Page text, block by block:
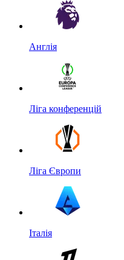
Англія
Ліга конференцій
Ліга Європи
Італія